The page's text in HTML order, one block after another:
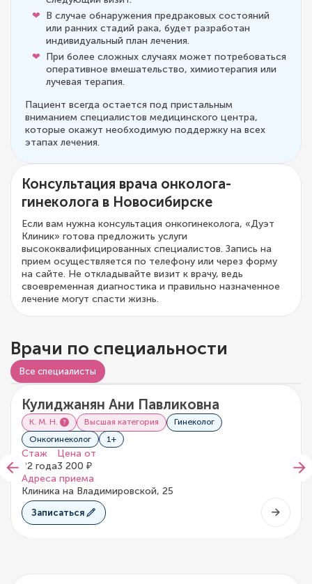
В случае обнаружения предраковых состояний
или ранних стадий рака, будет разработан
индивидуальный план лечения.
При более сложных случаях может потребоваться
оперативное вмешательство, химиотерапия или
лучевая терапия.
Пациент всегда остается под пристальным
вниманием специалистов медицинского центра,
которые окажут необходимую поддержку на всех
этапах лечения.
Консультация врача онколога-
гинеколога в Новосибирске
Если вам нужна консультация онкогинеколога, «Дуэт
Клиник» готова предложить услуги
высококвалифицированных специалистов. Запись на
прием осуществляется по телефону или через форму
на сайте. Не откладывайте визит к врачу, ведь
своевременная диагностика и правильно назначенное
лечение могут спасти жизнь.
Врачи по специальности
Все специалисты
5/5
5 отзывов
Видео о враче
Кулиджанян Ани Павликовна
К. М. Н. Высшая категория
Гинеколог
Онкогинеколог
1+
Стаж
22 года
Цена от
3 200 ₽
Адреса приема
Клиника на Владимировской, 25
Записаться